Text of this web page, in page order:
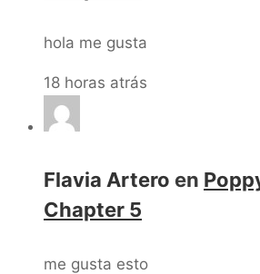
hola me gusta
18 horas atrás
Flavia Artero en
Chapter 5
me gusta esto